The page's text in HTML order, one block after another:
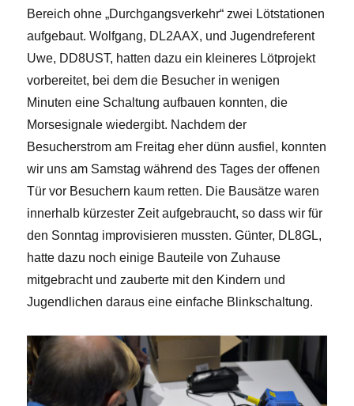
Bereich ohne „Durchgangsverkehr“ zwei Lötstationen
aufgebaut. Wolfgang, DL2AAX, und Jugendreferent
Uwe, DD8UST, hatten dazu ein kleineres Lötprojekt
vorbereitet, bei dem die Besucher in wenigen
Minuten eine Schaltung aufbauen konnten, die
Morsesignale wiedergibt. Nachdem der
Besucherstrom am Freitag eher dünn ausfiel, konnten
wir uns am Samstag während des Tages der offenen
Tür vor Besuchern kaum retten. Die Bausätze waren
innerhalb kürzester Zeit aufgebraucht, so dass wir für
den Sonntag improvisieren mussten. Günter, DL8GL,
hatte dazu noch einige Bauteile von Zuhause
mitgebracht und zauberte mit den Kindern und
Jugendlichen daraus eine einfache Blinkschaltung.